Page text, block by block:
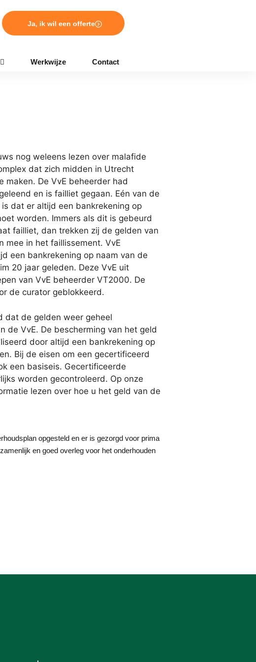
Ja, ik wil een offerte
Werkwijze Contact
nog weleens lezen over malafide
dat zich midden in Utrecht
maken. De VvE beheerder had
en is failliet gegaan. Eén van de
dat er altijd een bankrekening op
worden. Immers als dit is gebeurd
failliet, dan trekken zij de gelden van
mee in het faillissement. VvE
een bankrekening op naam van de
20 jaar geleden. Deze VvE uit
van VvE beheerder VT2000. De
de curator geblokkeerd.
dat de gelden weer geheel
de VvE. De bescherming van het geld
door altijd een bankrekening op
Bij de eisen om een gecertificeerd
een basiseis. Gecertificeerde
worden gecontroleerd. Op onze
lezen over hoe u het geld van de
opgesteld en er is gezorgd voor prima
en goed overleg voor het onderhouden